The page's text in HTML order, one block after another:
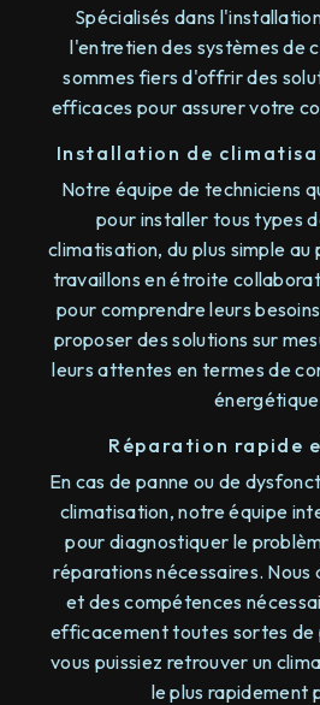
Spécialisés dans
l'entretien des systèmes de
sommes fiers d'offrir des
efficaces pour assurer votre
Installation de
Notre équipe de techniciens
pour installer tous types
climatisation, du plus simple au
travaillons en étroite
pour comprendre leurs
proposer des solutions sur
leurs attentes en termes de
Réparation rapide
En cas de panne ou de
climatisation, notre équipe
pour diagnostiquer le
réparations nécessaires. Nous
et des compétences
efficacement toutes sortes de
vous puissiez retrouver un
le plus rapidement